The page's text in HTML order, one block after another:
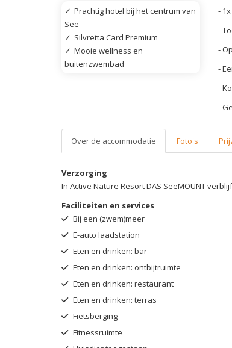
✓ Prachtig hotel bij het centrum van
See
✓ Silvretta Card Premium
✓ Mooie wellness en
buitenzwembad
-
-
-
-
-
-
Over de accommodatie Foto's
Verzorging
In Active Nature Resort DAS SeeMOUNT
Faciliteiten en services
Bij een (zwem)meer
E-auto laadstation
Eten en drinken: bar
Eten en drinken: ontbijtruimte
Eten en drinken: restaurant
Eten en drinken: terras
Fietsberging
Fitnessruimte